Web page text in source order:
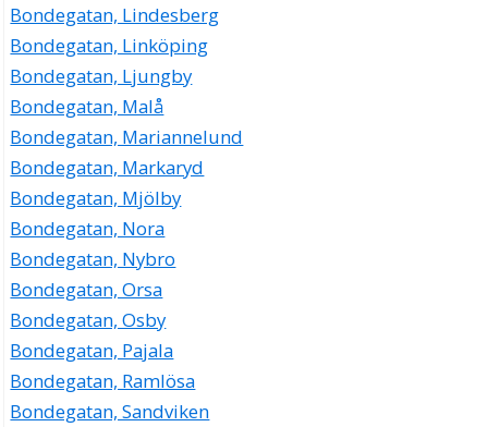
Bondegatan, Lindesberg
Bondegatan, Linköping
Bondegatan, Ljungby
Bondegatan, Malå
Bondegatan, Mariannelund
Bondegatan, Markaryd
Bondegatan, Mjölby
Bondegatan, Nora
Bondegatan, Nybro
Bondegatan, Orsa
Bondegatan, Osby
Bondegatan, Pajala
Bondegatan, Ramlösa
Bondegatan, Sandviken